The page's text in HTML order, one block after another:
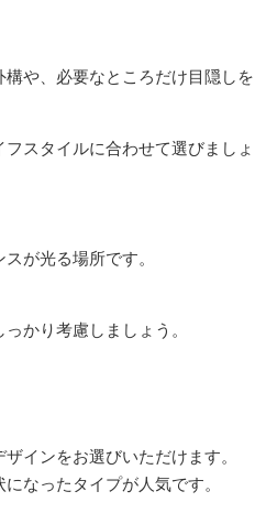
や、必要なところだけ目隠しを
スタイルに合わせて選びましょ
が光る場所です。
かり考慮しましょう。
インをお選びいただけます。
なったタイプが人気です。